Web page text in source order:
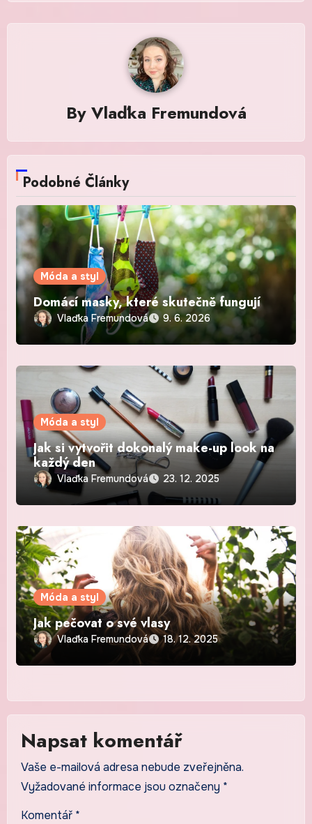
By Vlaďka Fremundová
Podobné Články
Móda a styl
Domácí masky, které skutečně fungují
Vlaďka Fremundová 9. 6. 2026
Móda a styl
Jak si vytvořit dokonalý make-up look na
každý den
Vlaďka Fremundová 23. 12. 2025
Móda a styl
Jak pečovat o své vlasy
Vlaďka Fremundová 18. 12. 2025
Napsat komentář
Vaše e-mailová adresa nebude zveřejněna.
Vyžadované informace jsou označeny *
Komentář *